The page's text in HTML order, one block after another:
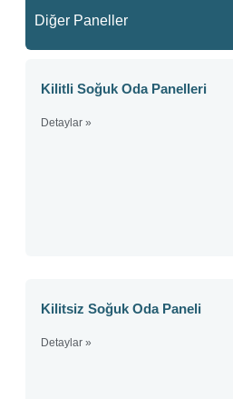
Diğer Paneller
Kilitli Soğuk Oda Panelleri
Detaylar »
Kilitsiz Soğuk Oda Paneli
Detaylar »